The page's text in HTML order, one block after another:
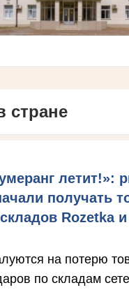
стране
летит!»:
получать
Rozetka
на потерю
по складам